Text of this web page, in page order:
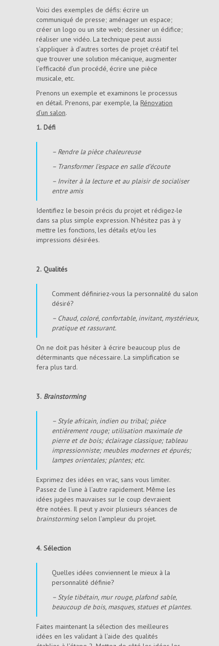
Voici des exemples de défis: écrire un
communiqué de presse; aménager un espace;
créer un logo ou un site web; dessiner un édifice;
réaliser une vidéo. La technique peut aussi
s’appliquer à d’autres sortes de projet créatif tel
que trouver une solution mécanique, augmenter
l’efficacité d’un procédé, écrire une pièce
musicale, etc.
Prenons un exemple et examinons le processus
en détail. Prenons, par exemple, la Rénovation
d’un salon.
1. Défi
– Rendre la pièce chaleureuse
– Transformer l’espace en salle d’écoute
– Inviter à la lecture et au plaisir de socialiser
entre amis
Identifiez le besoin précis du projet et rédigez-le
dans sa plus simple expression. N’hésitez pas à y
mettre les fonctions, les détails et/ou les
impressions désirées.
2. Qualités
Comment définiriez-vous la personnalité du salon
désiré?
– Chaud, coloré, confortable, invitant, mystérieux,
pratique et rassurant.
On ne doit pas hésiter à écrire beaucoup plus de
déterminants que nécessaire. La simplification se
fera plus tard.
3. Brainstorming
– Style africain, indien ou tribal; pièce
entièrement rouge; utilisation maximale de
pierre et de bois; éclairage classique; tableau
impressionniste; meubles modernes et épurés;
lampes orientales; plantes; etc.
Exprimez des idées en vrac, sans vous limiter.
Passez de l’une à l’autre rapidement. Même les
idées jugées mauvaises sur le coup devraient
être notées. Il peut y avoir plusieurs séances de
brainstorming selon l’ampleur du projet.
4. Sélection
Quelles idées conviennent le mieux à la
personnalité définie?
– Style tibétain, mur rouge, plafond sable,
beaucoup de bois, masques, statues et plantes.
Faites maintenant la sélection des meilleures
idées en les validant à l’aide des qualités